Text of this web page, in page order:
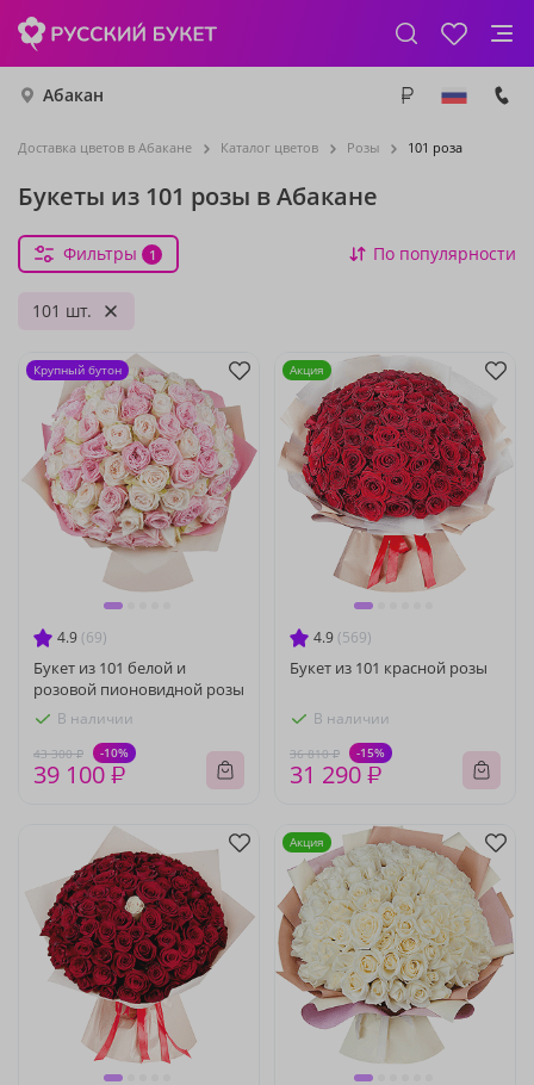
Абакан
Доставка цветов в Абакане Каталог цветов Розы 101 роза
Букеты из 101 розы в Абакане
Фильтры 1 По популярности
101 шт.
4.9 (69)
Букет из 101 белой и
розовой пионовидной розы
В наличии
43 300 ₽ -10%
39 100 ₽
Крупный бутон
4.9 (569)
Букет из 101 красной розы
В наличии
36 810 ₽ -15%
31 290 ₽
Акция
Акция